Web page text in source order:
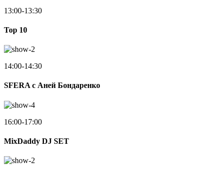
13:00-13:30
Top 10
14:00-14:30
SFERA с Аней Бондаренко
16:00-17:00
MixDaddy DJ SET